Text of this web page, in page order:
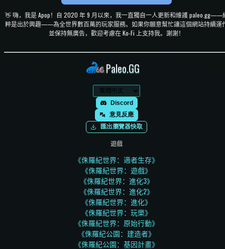
👋 嗨，我是 Apop！自 2020 年 9 月以來，我一直獨自一人更新和維護 paleo.gg——
粹是出於興趣——為全世界數百萬的玩家服務。如果你願意幫忙讓這個網站持續運
並保持無廣告，歡迎考慮在 Ko-Fi 上支持我。謝謝！
Paleo.GG
Discord
意見反應
匯出瀏覽器快取
遊戲
《侏羅紀世界：適者生存》
《侏羅紀世界：遊戲》
《侏羅紀世界：進化3》
《侏羅紀世界：進化2》
《侏羅紀世界：進化》
《侏羅紀世界：玩樂》
《侏羅紀世界：原始行動》
《侏羅紀公園：建造者》
《侏羅紀公園：基因計畫》